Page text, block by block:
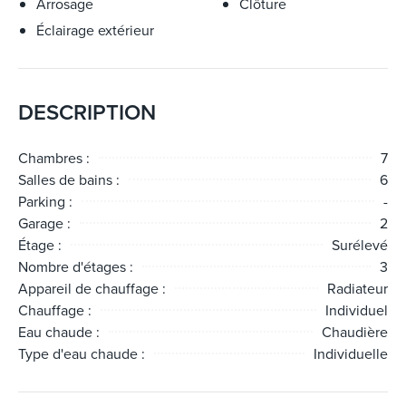
profiter d’un cadre de vie privilégié sur la presqu’île de
Saint-Jean-Cap-Ferrat.
Éclairage extérieur
DESCRIPTION
Chambres :
7
Salles de bains :
6
Parking :
-
Garage :
2
Étage :
Surélevé
Nombre d'étages :
3
Appareil de chauffage :
Radiateur
Chauffage :
Individuel
Eau chaude :
Chaudière
Type d'eau chaude :
Individuelle